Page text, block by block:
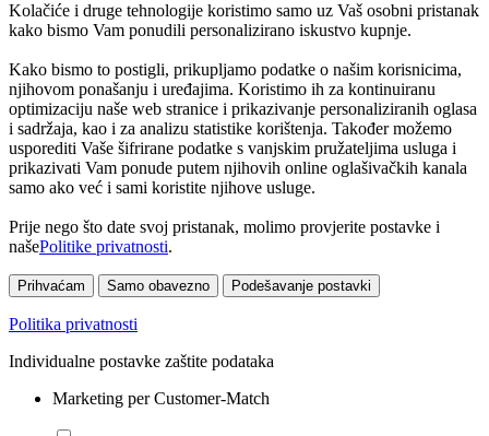
Kolačiće i druge tehnologije koristimo samo uz Vaš osobni pristanak
kako bismo Vam ponudili personalizirano iskustvo kupnje.
Kako bismo to postigli, prikupljamo podatke o našim korisnicima,
njihovom ponašanju i uređajima. Koristimo ih za kontinuiranu
optimizaciju naše web stranice i prikazivanje personaliziranih oglasa
i sadržaja, kao i za analizu statistike korištenja. Također možemo
usporediti Vaše šifrirane podatke s vanjskim pružateljima usluga i
prikazivati Vam ponude putem njihovih online oglašivačkih kanala
samo ako već i sami koristite njihove usluge.
Prije nego što date svoj pristanak, molimo provjerite postavke i
našePolitike privatnosti.
Prihvaćam Samo obavezno Podešavanje postavki
Politika privatnosti
Individualne postavke zaštite podataka
Marketing per Customer-Match